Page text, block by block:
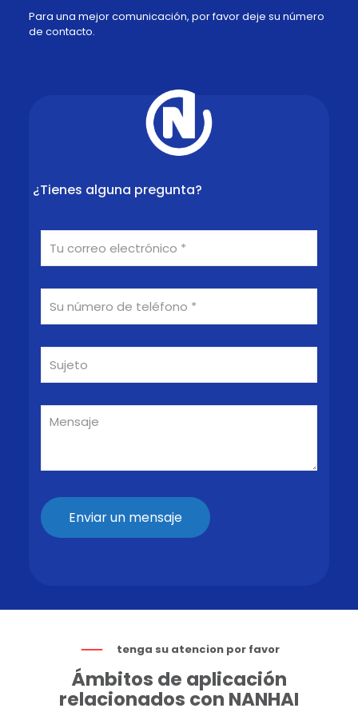
Para una mejor comunicación, por favor deje su número
de contacto.
¿Tienes alguna pregunta?
tenga su atencion por favor
Ámbitos de aplicación
relacionados con NANHAI